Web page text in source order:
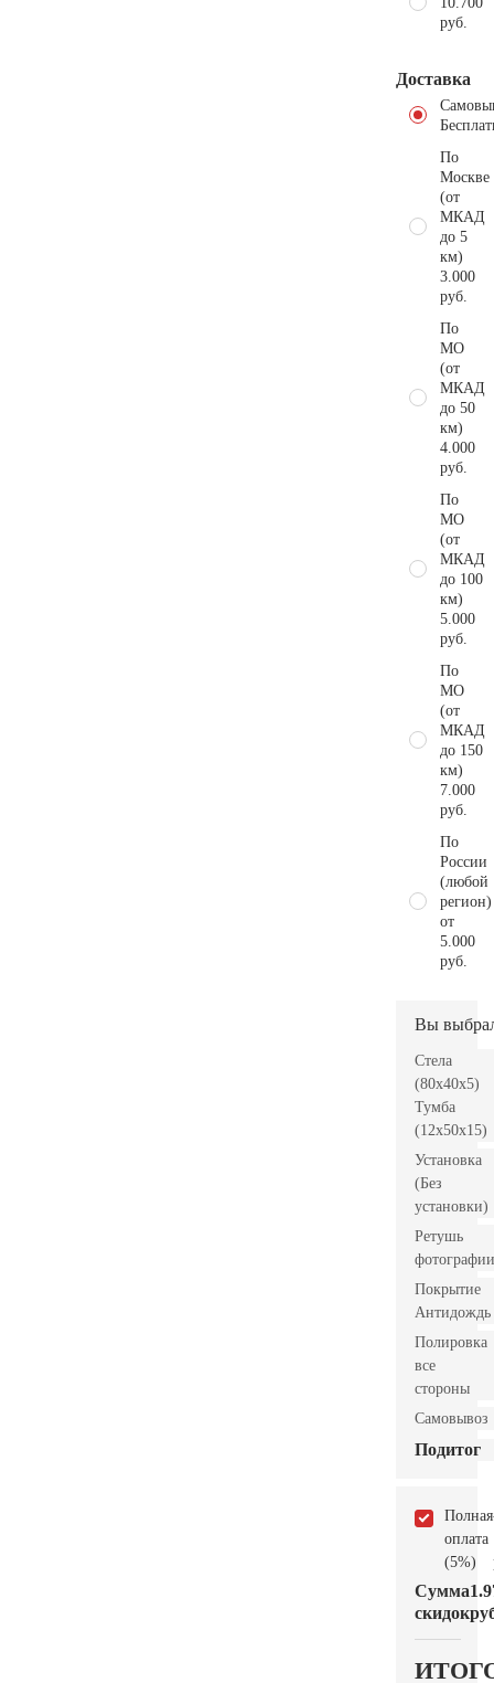
руб.
Доставка
По
Москве
(от
МКАД
до 5
км)
3.000
руб.
По
МО
(от
МКАД
до 50
км)
4.000
руб.
По
МО
(от
МКАД
до 100
км)
5.000
руб.
По
МО
(от
МКАД
до 150
км)
7.000
руб.
По
России
(любой
регион)
от
5.000
руб.
Вы
Стела
(80x40x5)
Тумба
(12x50x15)
Установка
(Без
установки)
Ретушь
фотографии
Покрытие
Антидождь
Полировка
все
стороны
Самовывоз
Подитог
Полная
оплата
(5%)
Сумма
скидок